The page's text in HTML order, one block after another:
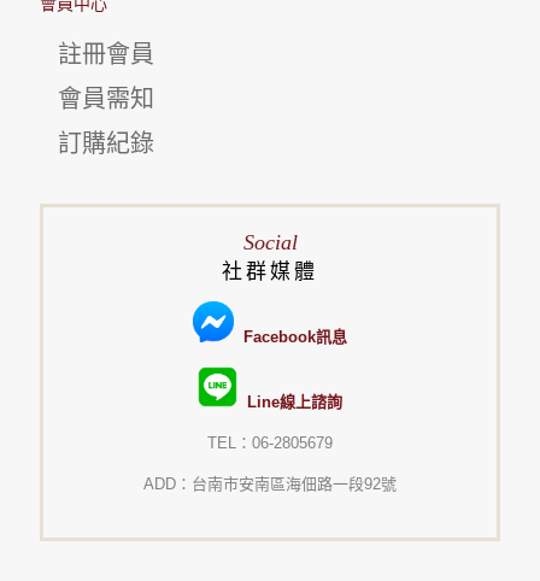
會員中心
註冊會員
會員需知
訂購紀錄
Social
社群媒體
Facebook訊息
Line線上諮詢
TEL：06-2805679
ADD：台南市安南區海佃路一段92號